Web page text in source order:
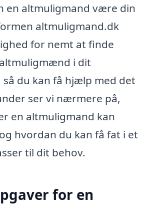
en altmuligmand være din
altmuligmand.dk
for nemt at finde
i dit
du kan få hjælp med det
ser vi nærmere på,
en altmuligmand kan
hvordan du kan få fat i et
til dit behov.
for en